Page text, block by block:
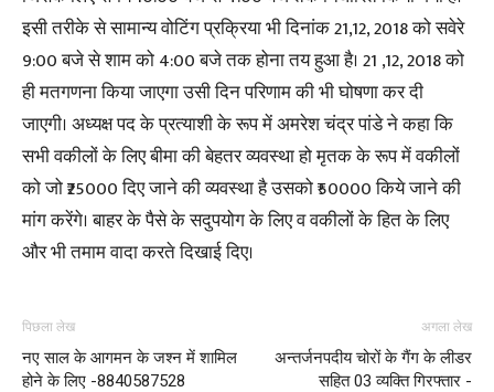
इसी तरीके से सामान्य वोटिंग प्रक्रिया भी दिनांक 21,12, 2018 को सवेरे
9:00 बजे से शाम को 4:00 बजे तक होना तय हुआ है। 21 ,12, 2018 को
ही मतगणना किया जाएगा उसी दिन परिणाम की भी घोषणा कर दी
जाएगी। अध्यक्ष पद के प्रत्याशी के रूप में अमरेश चंद्र पांडे ने कहा कि
सभी वकीलों के लिए बीमा की बेहतर व्यवस्था हो मृतक के रूप में वकीलों
को जो ₹25000 दिए जाने की व्यवस्था है उसको ₹50000 किये जाने की
मांग करेंगे। बाहर के पैसे के सदुपयोग के लिए व वकीलों के हित के लिए
और भी तमाम वादा करते दिखाई दिए।
पिछला लेख
नए साल के आगमन के जश्न में शामिल
होने के लिए -8840587528
अगला लेख
अन्तर्जनपदीय चोरों के गैंग के लीडर
सहित 03 व्यक्ति गिरफ्तार -